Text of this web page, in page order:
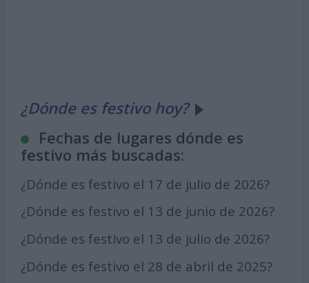
¿Dónde es festivo hoy?
Fechas de lugares dónde es
festivo más buscadas:
¿Dónde es festivo el 17 de julio de 2026?
¿Dónde es festivo el 13 de junio de 2026?
¿Dónde es festivo el 13 de julio de 2026?
¿Dónde es festivo el 28 de abril de 2025?